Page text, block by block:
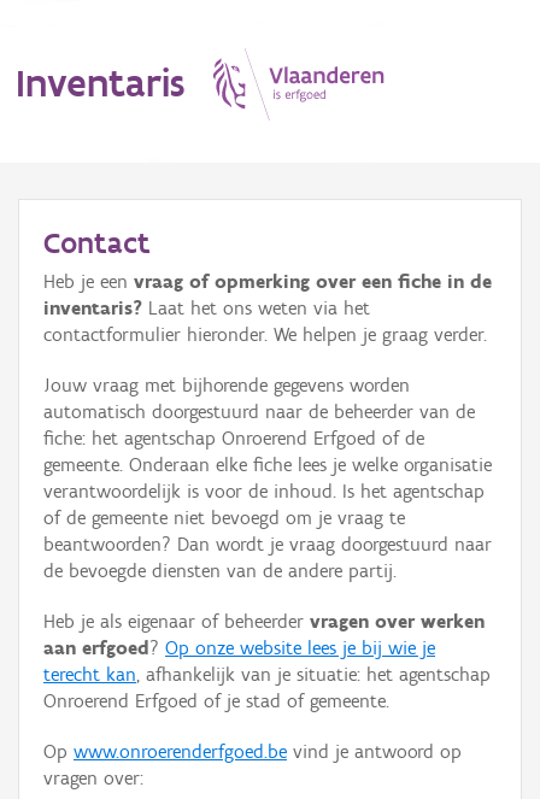
Inventaris
Erfgoedobject
Aanduidingsobject
Waarneming
Thema
Gebeurtenis
Persoon of collectief
Hergebruik
Aanmelden
Contact
Heb je een vraag of opmerking over een fiche in de
inventaris? Laat het ons weten via het
contactformulier hieronder. We helpen je graag verder.
Jouw vraag met bijhorende gegevens worden
automatisch doorgestuurd naar de beheerder van de
fiche: het agentschap Onroerend Erfgoed of de
gemeente. Onderaan elke fiche lees je welke organisatie
verantwoordelijk is voor de inhoud. Is het agentschap
of de gemeente niet bevoegd om je vraag te
beantwoorden? Dan wordt je vraag doorgestuurd naar
de bevoegde diensten van de andere partij.
Heb je als eigenaar of beheerder vragen over werken
aan erfgoed ? Op onze website lees je bij wie je
terecht kan, afhankelijk van je situatie: het agentschap
Onroerend Erfgoed of je stad of gemeente.
Op www.onroerenderfgoed.be vind je antwoord op
vragen over: